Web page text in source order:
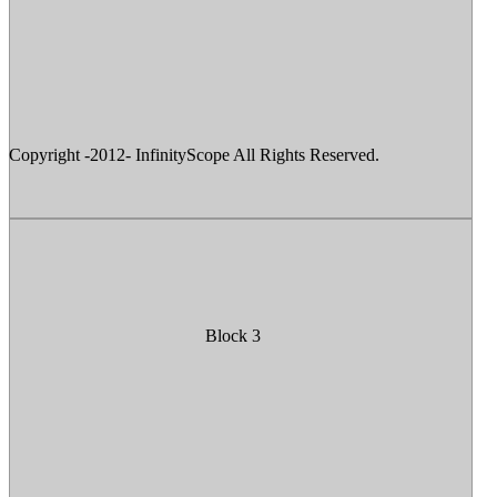
Block 3
Copyright -2012- InfinityScope All Rights Reserved.